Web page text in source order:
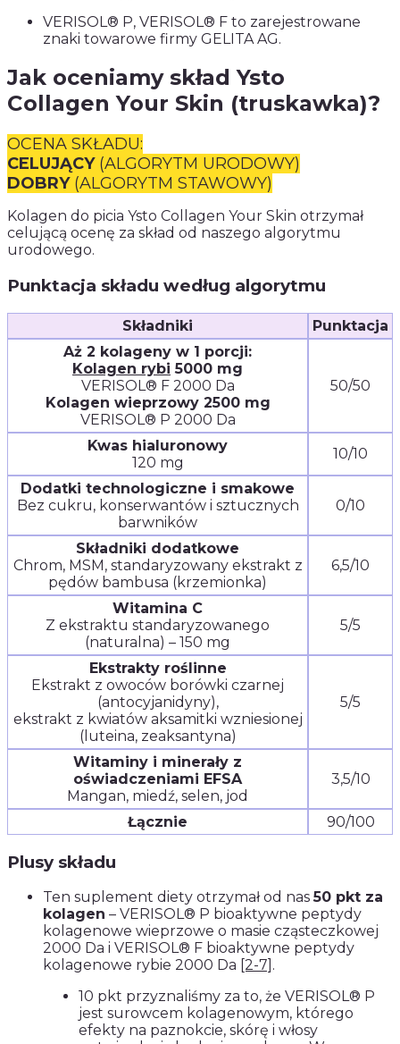
VERISOL® P, VERISOL® F to zarejestrowane
znaki towarowe firmy GELITA AG.
Jak oceniamy skład Ysto
Collagen Your Skin (truskawka)?
OCENA SKŁADU:
CELUJĄCY(ALGORYTM URODOWY)
DOBRY(ALGORYTM STAWOWY)
Kolagen do picia Ysto Collagen Your Skin otrzymał
celującą ocenę za skład od naszego algorytmu
urodowego.
Punktacja składu według algorytmu
Składniki
Punktacja
Aż 2 kolageny w 1 porcji:
Kolagen rybi 5000 mg
VERISOL® F 2000 Da
Kolagen wieprzowy 2500 mg
VERISOL® P 2000 Da
50/50
Kwas hialuronowy
120 mg
10/10
Dodatki technologiczne i smakowe
Bez cukru, konserwantów i sztucznych
barwników
0/10
Składniki dodatkowe
Chrom, MSM, standaryzowany ekstrakt z
pędów bambusa (krzemionka)
6,5/10
Witamina C
Z ekstraktu standaryzowanego
(naturalna) – 150 mg
5/5
Ekstrakty roślinne
Ekstrakt z owoców borówki czarnej
(antocyjanidyny),
ekstrakt z kwiatów aksamitki wzniesionej
(luteina, zeaksantyna)
5/5
Witaminy i minerały z
oświadczeniami EFSA
Mangan, miedź, selen, jod
3,5/10
Łącznie 90/100
Plusy składu
Ten suplement diety otrzymał od nas50 pkt za
kolagen – VERISOL® P bioaktywne peptydy
kolagenowe wieprzowe o masie cząsteczkowej
2000 Da i VERISOL® F bioaktywne peptydy
kolagenowe rybie 2000 Da [2-7] .
10 pkt przyznaliśmy za to, że VERISOL® P
jest surowcem kolagenowym, którego
efekty na paznokcie, skórę i włosy